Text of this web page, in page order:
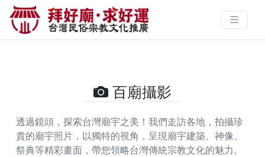
蘆洲福安宮的攝影照片 | 拜好廟求
好運 找到與您有緣的信仰
百廟攝影
透過鏡頭，探索台灣廟宇之美！我們走訪各地，拍攝珍
貴的廟宇照片，以獨特的視角，呈現廟宇建築、神像、
祭典等精彩畫面，帶您領略台灣傳統宗教文化的魅力。